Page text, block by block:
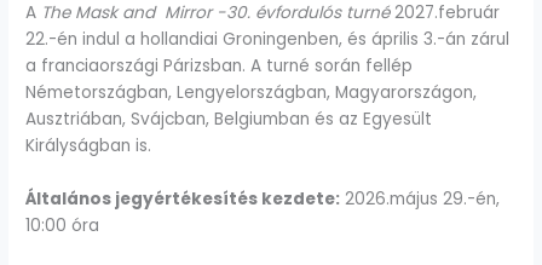
A The Mask and Mirror -30. évfordulós turné2027.február
22.-én indul a hollandiai Groningenben, és április 3.-án zárul
a franciaországi Párizsban. A turné során fellép
Németországban, Lengyelországban, Magyarországon,
Ausztriában, Svájcban, Belgiumban és az Egyesült
Királyságban is.
Általános jegyértékesítés kezdete: 2026.május 29.-én,
10:00 óra